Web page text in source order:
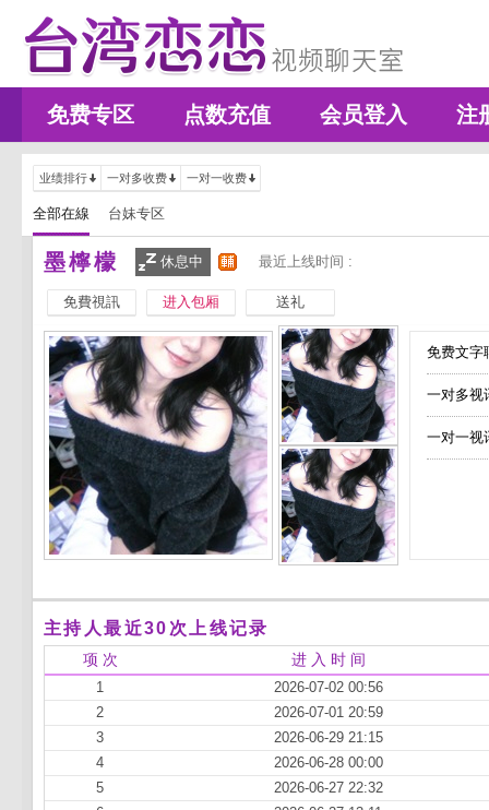
免费专区 点数充值 会员登入 注
业绩排行 一对多收费 一对一收费
全部在線 台妹专区
墨檸檬 休息中 最近上线时间 :
免費視訊 进入包厢 送礼
免费文
一对多
一对一
主持人最近30次上线记录
项 次 进 入 时 间
1
2026-07-02 00:56
2
2026-07-01 20:59
3
2026-06-29 21:15
4
2026-06-28 00:00
5
2026-06-27 22:32